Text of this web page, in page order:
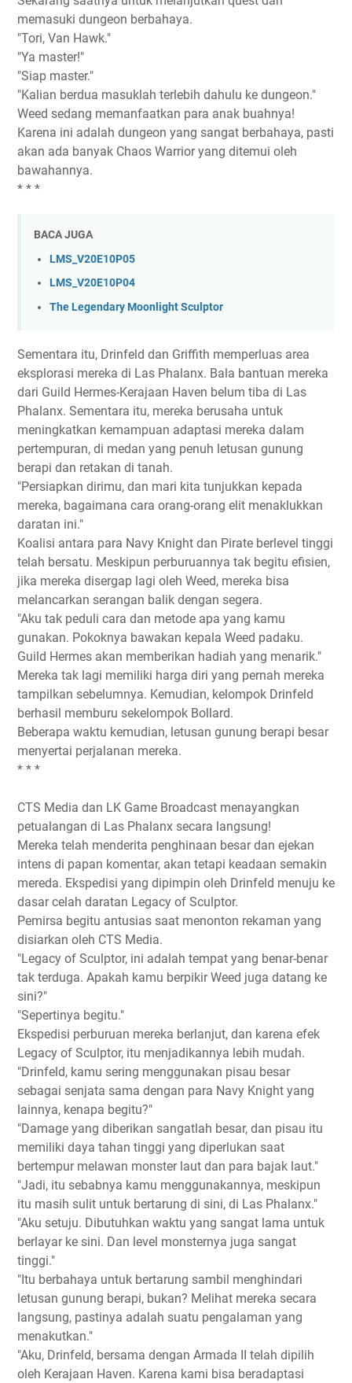
memasuki dungeon berbahaya.
"Tori, Van Hawk."
"Ya master!"
"Siap master."
"Kalian berdua masuklah terlebih dahulu ke dungeon."
Weed sedang memanfaatkan para anak buahnya!
Karena ini adalah dungeon yang sangat berbahaya, pasti
akan ada banyak Chaos Warrior yang ditemui oleh
bawahannya.
* * *
BACA JUGA
LMS_V20E10P05
LMS_V20E10P04
The Legendary Moonlight Sculptor
Sementara itu, Drinfeld dan Griffith memperluas area
eksplorasi mereka di Las Phalanx. Bala bantuan mereka
dari Guild Hermes-Kerajaan Haven belum tiba di Las
Phalanx. Sementara itu, mereka berusaha untuk
meningkatkan kemampuan adaptasi mereka dalam
pertempuran, di medan yang penuh letusan gunung
berapi dan retakan di tanah.
"Persiapkan dirimu, dan mari kita tunjukkan kepada
mereka, bagaimana cara orang-orang elit menaklukkan
daratan ini."
Koalisi antara para Navy Knight dan Pirate berlevel tinggi
telah bersatu. Meskipun perburuannya tak begitu efisien,
jika mereka disergap lagi oleh Weed, mereka bisa
melancarkan serangan balik dengan segera.
"Aku tak peduli cara dan metode apa yang kamu
gunakan. Pokoknya bawakan kepala Weed padaku.
Guild Hermes akan memberikan hadiah yang menarik."
Mereka tak lagi memiliki harga diri yang pernah mereka
tampilkan sebelumnya. Kemudian, kelompok Drinfeld
berhasil memburu sekelompok Bollard.
Beberapa waktu kemudian, letusan gunung berapi besar
menyertai perjalanan mereka.
* * *
CTS Media dan LK Game Broadcast menayangkan
petualangan di Las Phalanx secara langsung!
Mereka telah menderita penghinaan besar dan ejekan
intens di papan komentar, akan tetapi keadaan semakin
mereda. Ekspedisi yang dipimpin oleh Drinfeld menuju ke
dasar celah daratan Legacy of Sculptor.
Pemirsa begitu antusias saat menonton rekaman yang
disiarkan oleh CTS Media.
"Legacy of Sculptor, ini adalah tempat yang benar-benar
tak terduga. Apakah kamu berpikir Weed juga datang ke
sini?"
"Sepertinya begitu."
Ekspedisi perburuan mereka berlanjut, dan karena efek
Legacy of Sculptor, itu menjadikannya lebih mudah.
"Drinfeld, kamu sering menggunakan pisau besar
sebagai senjata sama dengan para Navy Knight yang
lainnya, kenapa begitu?"
"Damage yang diberikan sangatlah besar, dan pisau itu
memiliki daya tahan tinggi yang diperlukan saat
bertempur melawan monster laut dan para bajak laut."
"Jadi, itu sebabnya kamu menggunakannya, meskipun
itu masih sulit untuk bertarung di sini, di Las Phalanx."
"Aku setuju. Dibutuhkan waktu yang sangat lama untuk
berlayar ke sini. Dan level monsternya juga sangat
tinggi."
"Itu berbahaya untuk bertarung sambil menghindari
letusan gunung berapi, bukan? Melihat mereka secara
langsung, pastinya adalah suatu pengalaman yang
menakutkan."
"Aku, Drinfeld, bersama dengan Armada II telah dipilih
oleh Kerajaan Haven. Karena kami bisa beradaptasi